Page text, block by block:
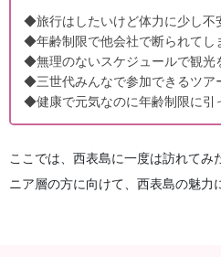
◆旅行はしたいけど体力に少し不
◆年齢制限で他会社で断られてし
◆無理のないスケジュールで観光
◆三世代みんなで参加できるツア
◆健康で元気なのに年齢制限に引
ここでは、西表島に一度は訪れてみ
ニア層の方に向けて、西表島の魅力